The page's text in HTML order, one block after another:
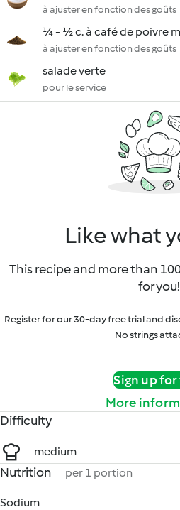
à ajuster en fonction des goûts
¼ - ½ c. à café de poivre
à ajuster en fonction des goûts
salade verte
pour le service
Like what
This recipe and more than
for you!
Register for our 30-day free trial and
No strings
Sign up
More
Difficulty
medium
Nutrition per 1 portion
Sodium